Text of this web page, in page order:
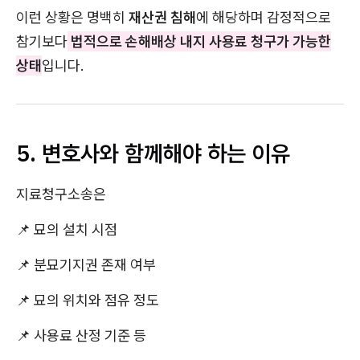
이런 상황은 명백히 재산권 침해에 해당하며 감정적으로
참기보다 법적으로 손해배상 내지 사용료 청구가 가능한
상태입니다.
5. 변호사와 함께해야 하는 이유
지료청구소송은
📌 묘의 설치 시점
📌 분묘기지권 존재 여부
📌 묘의 위치와 점유 정도
📌 사용료 산정 기준 등